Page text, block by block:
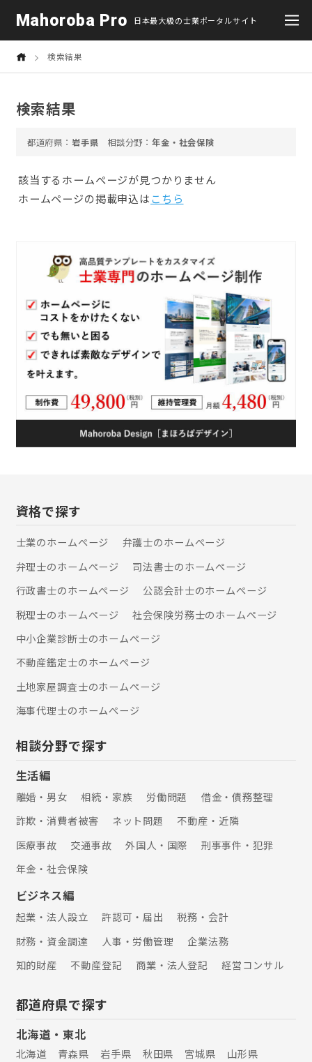
Mahoroba Pro 日本最大級の士業ポータルサイト
検索結果
検索結果
岩手県 年金・社会保険
該当するホームぺージが見つかりません
ホームページの掲載申込はこちら
資格で探す
士業のホームぺージ
弁護士のホームぺージ
弁理士のホームぺージ
司法書士のホームぺージ
行政書士のホームぺージ
公認会計士のホームぺージ
税理士のホームぺージ
社会保険労務士のホームぺージ
中小企業診断士のホームぺージ
不動産鑑定士のホームぺージ
土地家屋調査士のホームぺージ
海事代理士のホームぺージ
相談分野で探す
生活編
離婚・男女 相続・家族 労働問題
借金・債務整理
詐欺・消費者被害
ネット問題
不動産・近隣
医療事故
交通事故 外国人・国際
刑事事件・犯罪
年金・社会保険
ビジネス編
起業・法人設立 許認可・届出
税務・会計
財務・資金調達
人事・労働管理
企業法務
知的財産
不動産登記 商業・法人登記 経営コンサル
都道府県で探す
北海道・東北
北海道 青森県 岩手県 秋田県 宮城県
山形県